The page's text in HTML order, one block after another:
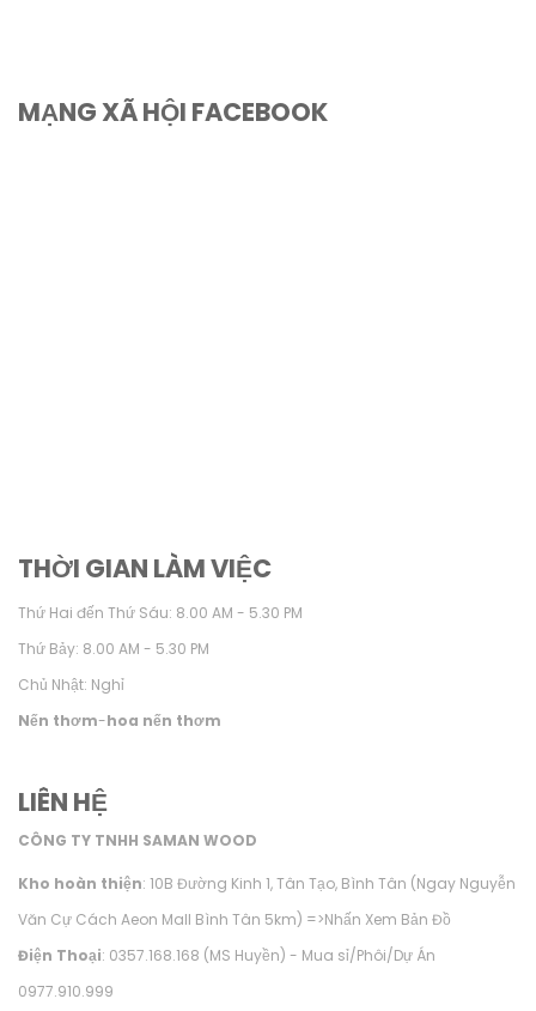
MẠNG XÃ HỘI FACEBOOK
THỜI GIAN LÀM VIỆC
Thứ Hai đến Thứ Sáu: 8.00 AM - 5.30 PM
Thứ Bảy: 8.00 AM - 5.30 PM
Chủ Nhật: Nghỉ
Nến thơm-hoa nến thơm
LIÊN HỆ
CÔNG TY TNHH SAMAN WOOD
Kho hoàn thiện: 10B Đường Kinh 1, Tân Tạo, Bình Tân (Ngay Nguyễn
Văn Cự Cách Aeon Mall Bình Tân 5km) =>Nhấn Xem Bản Đồ
Điện Thoại: 0357.168.168 (MS Huyền) - Mua sỉ/Phôi/Dự Án
0977.910.999